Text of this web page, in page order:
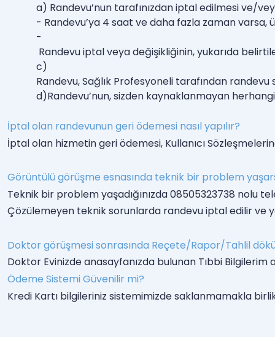
a) Randevu’nun tarafınızdan iptal edilmesi ve/
- Randevu’ya 4 saat ve daha fazla zaman varsa,
-
Randevu iptal veya değişikliğinin, yukarıda
c)
Randevu, Sağlık Profesyoneli tarafından
d)Randevu’nun, sizden kaynaklanmayan
İptal olan randevunun geri ödemesi nasıl yapılır?
İptal olan hizmetin geri ödemesi, Kullanıcı
Görüntülü görüşme esnasında teknik bir problem
Teknik bir problem yaşadığınızda 08505323738 nolu
Çözülemeyen teknik sorunlarda randevu iptal edilir ve
Doktor görüşmesi sonrasında Reçete/Rapor/Tahlil
Doktor Evinizde anasayfanızda bulunan Tıbbi
Ödeme Sistemi Güvenilir mi?
Kredi Kartı bilgileriniz sistemimizde saklanmamakla